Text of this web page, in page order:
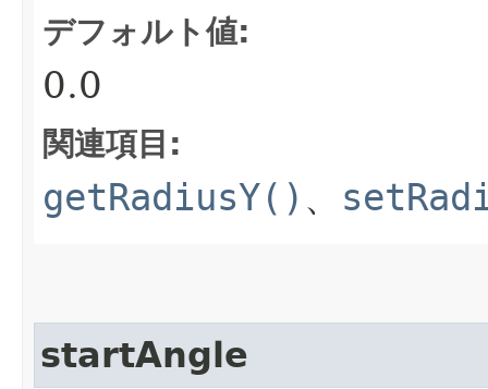
デフォルト値:
0.0
関連項目:
getRadiusY() 、
startAngle